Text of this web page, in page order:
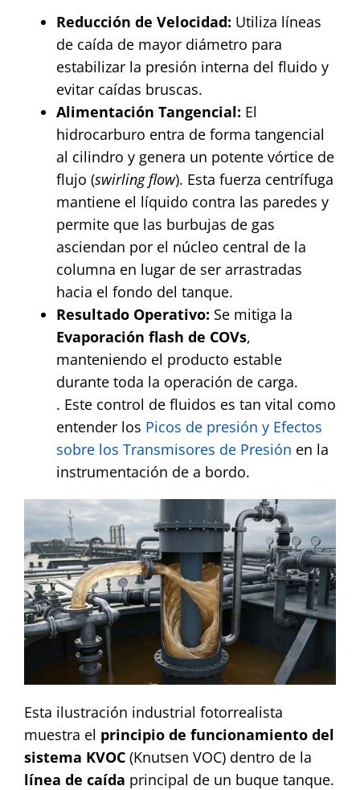
Reducción de Velocidad: Utiliza líneas
de caída de mayor diámetro para
estabilizar la presión interna del fluido y
evitar caídas bruscas.
Alimentación Tangencial: El
hidrocarburo entra de forma tangencial
al cilindro y genera un potente vórtice de
flujo (swirling flow). Esta fuerza centrífuga
mantiene el líquido contra las paredes y
permite que las burbujas de gas
asciendan por el núcleo central de la
columna en lugar de ser arrastradas
hacia el fondo del tanque.
Resultado Operativo: Se mitiga la
Evaporación flash de COVs,
manteniendo el producto estable
durante toda la operación de carga.
. Este control de fluidos es tan vital como
entender los Picos de presión y Efectos
sobre los Transmisores de Presión en la
instrumentación de a bordo.
Esta ilustración industrial fotorrealista
muestra el principio de funcionamiento del
sistema KVOC(Knutsen VOC) dentro de la
línea de caída principal de un buque tanque.